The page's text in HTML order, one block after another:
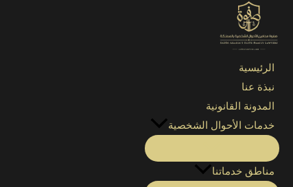
الرئيسية
نبذة عنا
المدونة القانونية
خدمات الأحوال الشخصية
مناطق خدماتنا
الرئيسية»التصنيفات
القضايا التجارية التبعية والأصلية تختص بها
والمخالفات التي تنشأ عن تطبيق خاطئ للأنظمة